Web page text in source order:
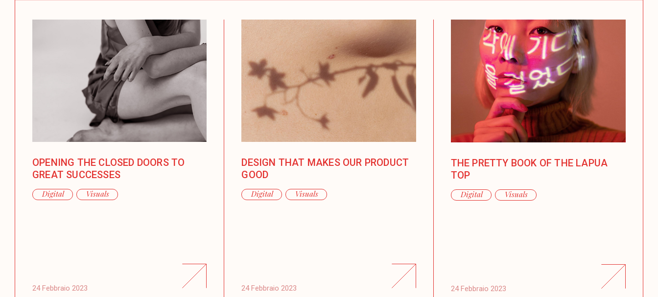
OPENING THE CLOSED DOORS TO
GREAT SUCCESSES
Digital Visuals
24 Febbraio 2023
DESIGN THAT MAKES OUR PRODUCT
GOOD
Digital Visuals
24 Febbraio 2023
THE PRETTY BOOK OF THE LAPUA
TOP
Digital Visuals
24 Febbraio 2023